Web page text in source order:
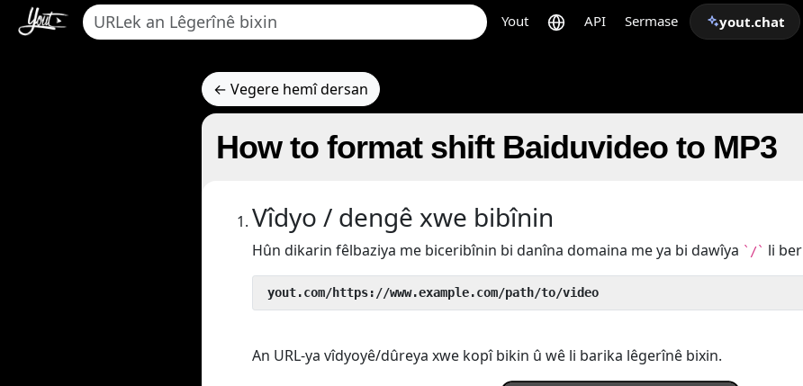
Yout API Sermase yout.chat
← Vegere hemî dersan
How to format shift Baiduvideo to MP3
Vîdyo / dengê xwe bibînin
Hûn dikarin fêlbaziya me biceribînin bi danîna domaina me ya bi dawîya `/` li ber
yout.com/https://www.example.com/path/to/video
An URL-ya vîdyoyê/dûreya xwe kopî bikin û wê li barika lêgerînê bixin.